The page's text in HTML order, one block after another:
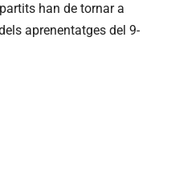
han de tornar a
aprenentatges del 9-